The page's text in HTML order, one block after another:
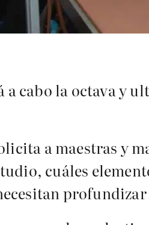
a cabo la octava y
a maestras y
cuáles